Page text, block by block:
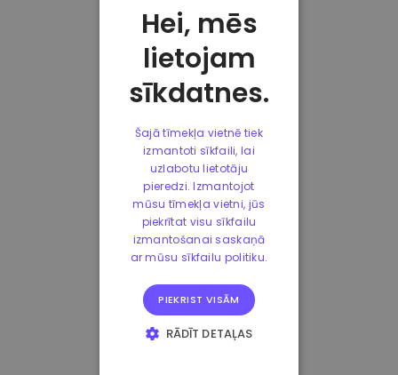
Hei, mēs
lietojam
sīkdatnes.
Šajā tīmekļa vietnē tiek
izmantoti sīkfaili, lai
uzlabotu lietotāju
pieredzi. Izmantojot
mūsu tīmekļa vietni, jūs
piekrītat visu sīkfailu
izmantošanai saskaņā
ar mūsu sīkfailu politiku.
PIEKRIST VISĀM
RĀDĪT DETAĻAS